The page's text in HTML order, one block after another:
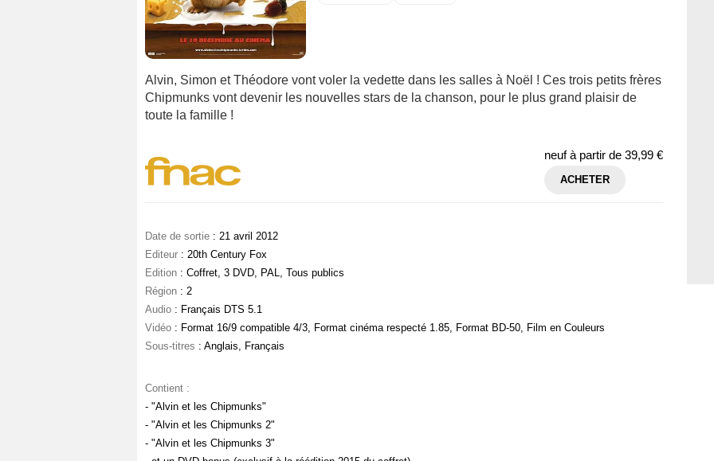
Alvin, Simon et Théodore vont voler la vedette dans les salles à Noël ! Ces trois petits frères
Chipmunks vont devenir les nouvelles stars de la chanson, pour le plus grand plaisir de
toute la famille !
neuf à partir de 39,99 €
ACHETER
Date de sortie : 21 avril 2012
Editeur : 20th Century Fox
Edition : Coffret, 3 DVD, PAL, Tous publics
Région : 2
Audio : Français DTS 5.1
Vidéo : Format 16/9 compatible 4/3, Format cinéma respecté 1.85, Format BD-50, Film en Couleurs
Sous-titres : Anglais, Français
Contient :
- "Alvin et les Chipmunks"
- "Alvin et les Chipmunks 2"
- "Alvin et les Chipmunks 3"